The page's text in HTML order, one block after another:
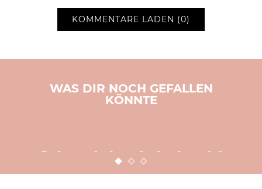
KOMMENTARE LADEN (0)
WAS DIR NOCH GEFALLEN
KÖNNTE
Adventsbasteln leicht
gemacht